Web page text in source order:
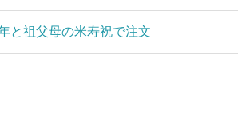
と祖父母の米寿祝で注文